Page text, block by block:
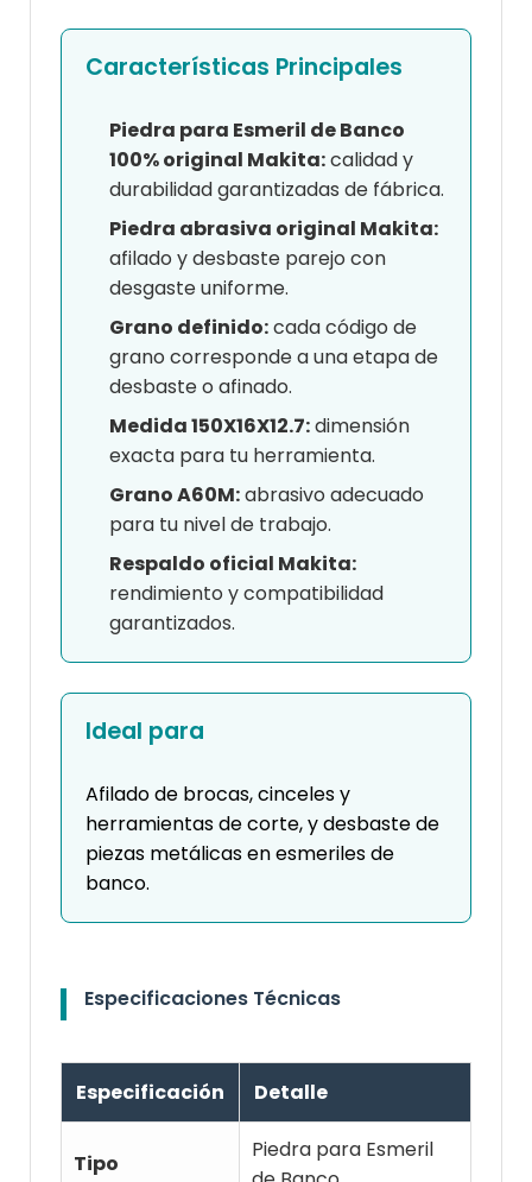
Características Principales
Piedra para Esmeril de Banco
100% original Makita:calidad y
durabilidad garantizadas de fábrica.
Piedra abrasiva original Makita:
afilado y desbaste parejo con
desgaste uniforme.
Grano definido:cada código de
grano corresponde a una etapa de
desbaste o afinado.
Medida 150X16X12.7:dimensión
exacta para tu herramienta.
Grano A60M:abrasivo adecuado
para tu nivel de trabajo.
Respaldo oficial Makita:
rendimiento y compatibilidad
garantizados.
Ideal para
Afilado de brocas, cinceles y
herramientas de corte, y desbaste de
piezas metálicas en esmeriles de
banco.
Especificaciones Técnicas
Especificación Detalle
Tipo
Piedra para Esmeril